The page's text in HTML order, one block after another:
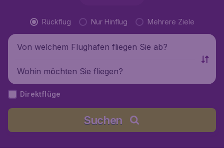
Rückflug Nur Hinflug Mehrere Ziele
Von welchem Flughafen fliegen Sie ab?
Wohin möchten Sie fliegen?
Direktflüge
Suchen